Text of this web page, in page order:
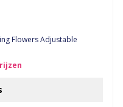
Ring Flowers Adjustable